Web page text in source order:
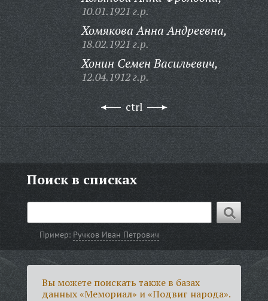
10.01.1921 г.р.
Хомякова Анна Андреевна,
18.02.1921 г.р.
Хонин Семен Васильевич,
12.04.1912 г.р.
ctrl
Поиск в списках
Пример: Ручков Иван Петрович
Вы можете поискать также в базах
данных «Мемориал» и «Подвиг народа».